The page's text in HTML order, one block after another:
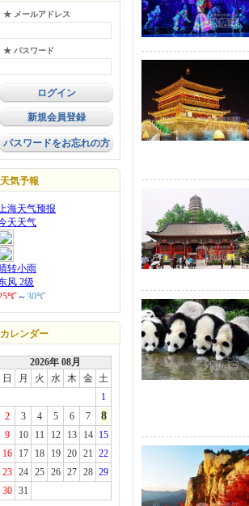
★ メールアドレス
★ パスワード
新規会員登録
パスワードをお忘れの方
天気予報
カレンダー
2026年 08月
日
月 火 水 木 金 土
1
2
3 4 5 6 7 8
9 10 11 12 13 14
15
16
17 18 19 20 21 22
23
24 25 26 27 28 29
30
31